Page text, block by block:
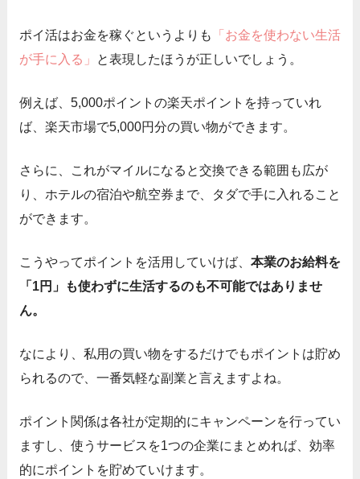
ポイ活はお金を稼ぐというよりも
「お金を使わない生活
が手に入る」
と表現したほうが正しいでしょう。
例えば、5,000ポイントの楽天ポイントを持っていれ
ば、楽天市場で5,000円分の買い物ができます。
さらに、これがマイルになると交換できる範囲も広が
り、ホテルの宿泊や航空券まで、タダで手に入れること
ができます。
こうやってポイントを活用していけば、 本業のお給料を
「1円」も使わずに生活するのも不可能ではありませ
ん。
なにより、私用の買い物をするだけでもポイントは貯め
られるので、一番気軽な副業と言えますよね。
ポイント関係は各社が定期的にキャンペーンを行ってい
ますし、使うサービスを1つの企業にまとめれば、効率
的にポイントを貯めていけます。